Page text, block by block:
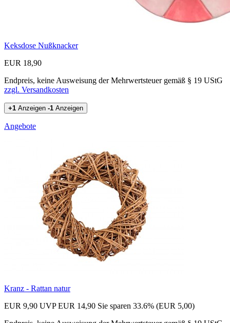
Keksdose Nußknacker
EUR 18,90
Endpreis, keine Ausweisung der Mehrwertsteuer gemäß § 19 UStG
zzgl. Versandkosten
+1 Anzeigen -1 Anzeigen
Angebote
Kranz - Rattan natur
EUR 9,90 UVP EUR 14,90 Sie sparen 33.6% (EUR 5,00)